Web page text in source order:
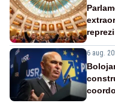
6 aug.